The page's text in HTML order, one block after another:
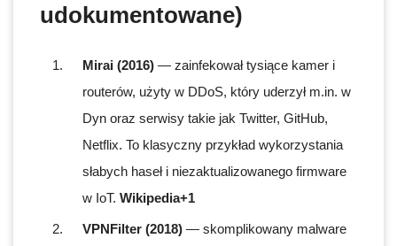
udokumentowane)
Mirai (2016) — zainfekował tysiące kamer i
routerów, użyty w DDoS, który uderzył m.in. w
Dyn oraz serwisy takie jak Twitter, GitHub,
Netflix. To klasyczny przykład wykorzystania
słabych haseł i niezaktualizowanego firmware
w IoT. Wikipedia+1
VPNFilter (2018) — skomplikowany malware